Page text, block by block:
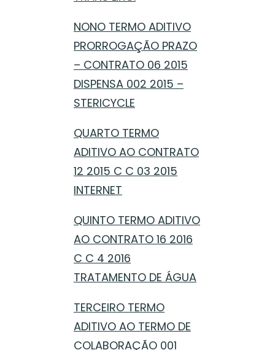
NONO TERMO ADITIVO
PRORROGAÇÃO PRAZO
– CONTRATO 06 2015
DISPENSA 002 2015 –
STERICYCLE
QUARTO TERMO
ADITIVO AO CONTRATO
12 2015 C C 03 2015
INTERNET
QUINTO TERMO ADITIVO
AO CONTRATO 16 2016
C C 4 2016
TRATAMENTO DE ÁGUA
TERCEIRO TERMO
ADITIVO AO TERMO DE
COLABORAÇÃO 001